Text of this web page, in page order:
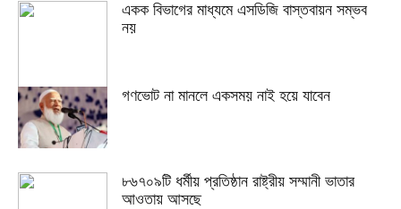
একক বিভাগের মাধ্যমে এসডিজি বাস্তবায়ন সম্ভব
নয়
গণভোট না মানলে একসময় নাই হয়ে যাবেন
৮৬৭০৯টি ধর্মীয় প্রতিষ্ঠান রাষ্ট্রীয় সম্মানী ভাতার
আওতায় আসছে